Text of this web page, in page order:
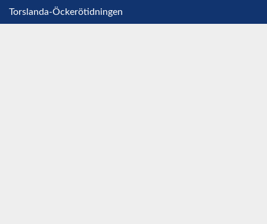
Torslanda-Öckerötidningen